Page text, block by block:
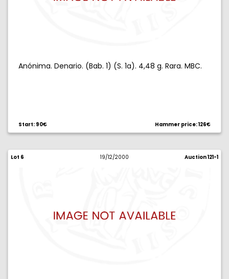
Anónima. Denario. (Bab. 1) (S. 1a). 4,48 g. Rara. MBC.
Start: 90€ Hammer price: 126€
Lot 6 19/12/2000 Auction 121-1